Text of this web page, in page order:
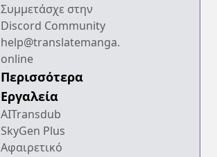
Συμμετάσχε στην
Discord Community
help@translatemanga.
online
Περισσότερα
Εργαλεία
AITransdub
SkyGen Plus
Αφαιρετικό